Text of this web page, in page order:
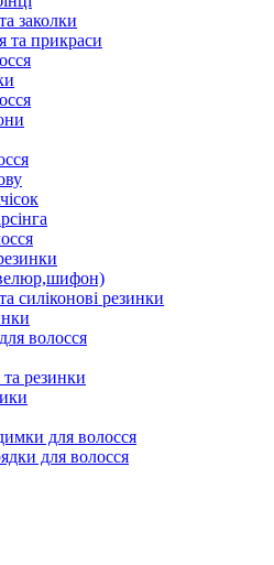
заколки
та прикраси
силіконові резинки
волосся
та резинки
для волосся
для волосся